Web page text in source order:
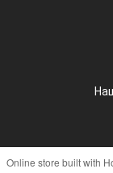
Online store built with